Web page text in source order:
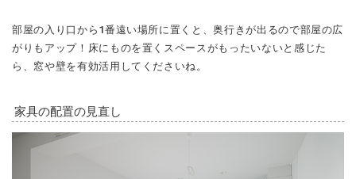
部屋の入り口から1番遠い場所に置くと、奥行きが出るので部屋の広
がりもアップ！床にものを置くスペースがもったいないと感じた
ら、窓や壁を有効活用してくださいね。
家具の配置の見直し